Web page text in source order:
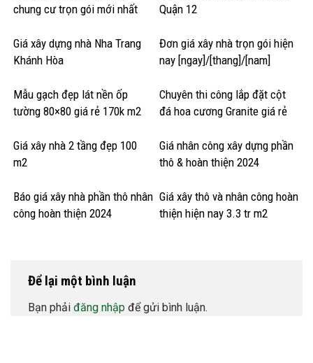
chung cư trọn gói mới nhất
Quận 12
Giá xây dựng nhà Nha Trang
Khánh Hòa
Đơn giá xây nhà trọn gói hiện
nay [ngay]/[thang]/[nam]
Mẫu gạch đẹp lát nền ốp
tường 80×80 giá rẻ 170k m2
Chuyên thi công lắp đặt cột
đá hoa cương Granite giá rẻ
Giá xây nhà 2 tầng đẹp 100
m2
Giá nhân công xây dựng phần
thô & hoàn thiện 2024
Báo giá xây nhà phần thô nhân
công hoàn thiện 2024
Giá xây thô và nhân công hoàn
thiện hiện nay 3.3 tr m2
Để lại một bình luận
Bạn phải đăng nhập để gửi bình luận.